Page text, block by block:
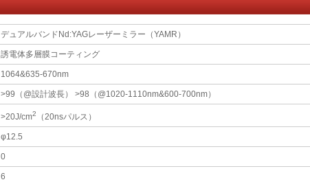
デュアルバンドNd:YAGレーザーミラー（YAMR）
誘電体多層膜コーティング
1064&635-670nm
>99（@設計波長） >98（@1020-1110nm&600-700nm）
>20J/cm2 （20nsパルス）
φ12.5
0
6